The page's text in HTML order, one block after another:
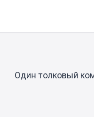
Один толковый